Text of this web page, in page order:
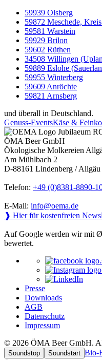
59939 Olsberg
59872 Meschede,
59581 Warstein
59929 Brilon
59602 Rüthen
34508 Willingen
59889 Eslohe
59955 Winterberg
59609 Anröchte
59821 Arnsberg
und überall in Deutschland.
Genuss-EventsKäse &
ÖMA Beer GmbH
Ökologische Molkereien
Am Mühlbach 2
D-88161 Lindenberg / Allgäu
Telefon: +49 (0)8381-8890-
E-Mail: info@oema.de
❱ Hier für kostenfreien
Auf Google werden wir mit Ø
bewertet.
Presse
Downloads
AGB
Datenschutz
Impressum
© 2026 ÖMA Beer GmbH.
Soundstop Soundstart Bio-